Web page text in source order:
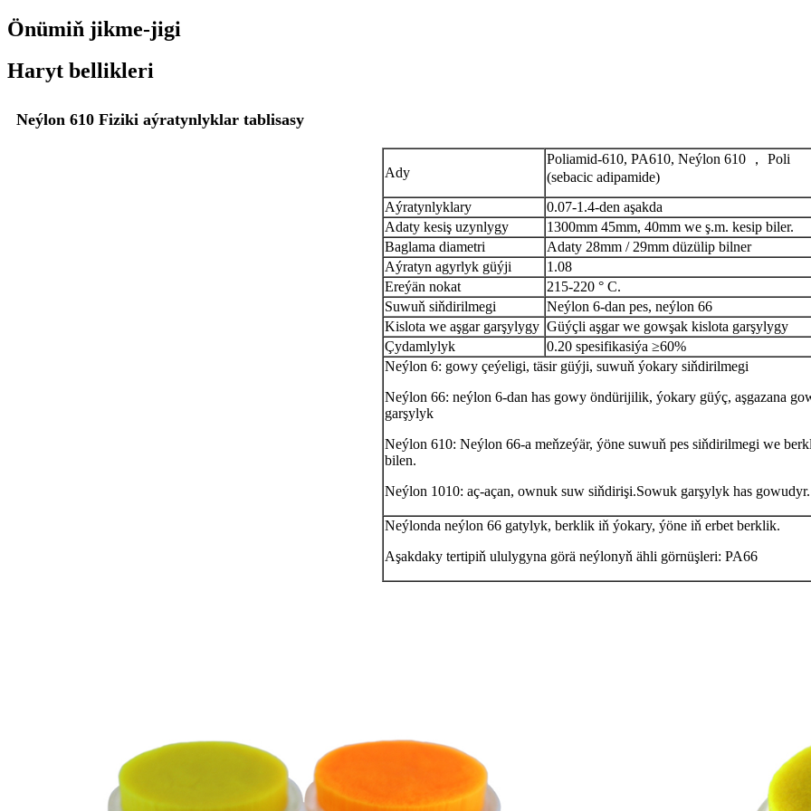
Önümiň jikme-jigi
Haryt bellikleri
Neýlon 610 Fiziki aýratynlyklar tablisasy
Ady
Poliamid-610, PA610, Neýlon 610 ， Poli
(sebacic adipamide)
Aýratynlyklary
0.07-1.4-den aşakda
Adaty kesiş uzynlygy
1300mm 45mm, 40mm we ş.m. kesip biler.
Baglama diametri
Adaty 28mm / 29mm düzülip bilner
Aýratyn agyrlyk güýji
1.08
Ereýän nokat
215-220 ° C.
Suwuň siňdirilmegi
Neýlon 6-dan pes, neýlon 66
Kislota we aşgar garşylygy Güýçli aşgar we gowşak kislota garşylygy
Çydamlylyk
0.20 spesifikasiýa ≥60%
Neýlon 6: gowy çeýeligi, täsir güýji, suwuň ýokary siňdirilmegi
Neýlon 66: neýlon 6-dan has gowy öndürijilik, ýokary güýç, aşgazana
garşylyk
Neýlon 610: Neýlon 66-a meňzeýär, ýöne suwuň pes siňdirilmegi we
bilen.
Neýlon 1010: aç-açan, ownuk suw siňdirişi.Sowuk garşylyk has gowudyr.
Neýlonda neýlon 66 gatylyk, berklik iň ýokary, ýöne iň erbet berklik.
Aşakdaky tertipiň ululygyna görä neýlonyň ähli görnüşleri: PA66